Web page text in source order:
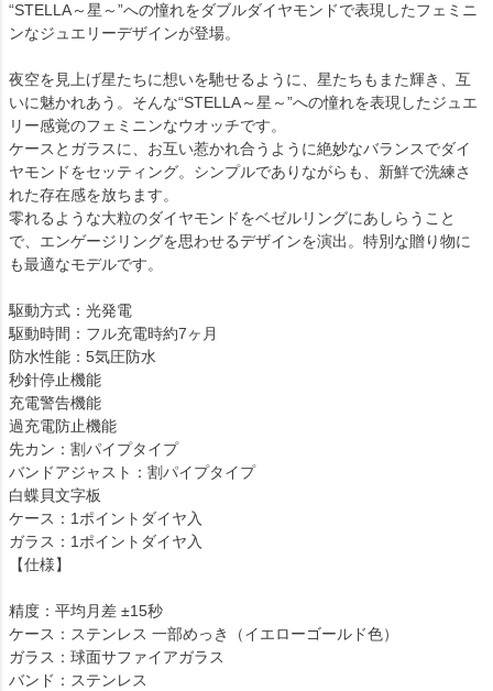
“STELLA～星～”への憧れをダブルダイヤモンドで表現したフェミニ
ンなジュエリーデザインが登場。
夜空を見上げ星たちに想いを馳せるように、星たちもまた輝き、互
いに魅かれあう。そんな“STELLA～星～”への憧れを表現したジュエ
リー感覚のフェミニンなウオッチです。
ケースとガラスに、お互い惹かれ合うように絶妙なバランスでダイ
ヤモンドをセッティング。シンプルでありながらも、新鮮で洗練さ
れた存在感を放ちます。
零れるような大粒のダイヤモンドをベゼルリングにあしらうこと
で、エンゲージリングを思わせるデザインを演出。特別な贈り物に
も最適なモデルです。
駆動方式：光発電
駆動時間：フル充電時約7ヶ月
防水性能：5気圧防水
秒針停止機能
充電警告機能
過充電防止機能
先カン：割パイプタイプ
バンドアジャスト：割パイプタイプ
白蝶貝文字板
ケース：1ポイントダイヤ入
ガラス：1ポイントダイヤ入
【仕様】
精度：平均月差 ±15秒
ケース：ステンレス 一部めっき（イエローゴールド色）
ガラス：球面サファイアガラス
バンド：ステンレス